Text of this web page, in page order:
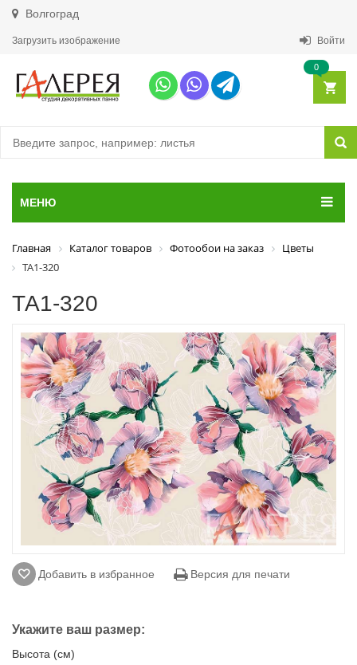
Волгоград
Загрузить изображение Войти
0
МЕНЮ
Главная Каталог товаров Фотообои на заказ
Цветы
ТА1-320
ТА1-320
Добавить в избранное Версия для печати
Укажите ваш размер:
Высота (см)